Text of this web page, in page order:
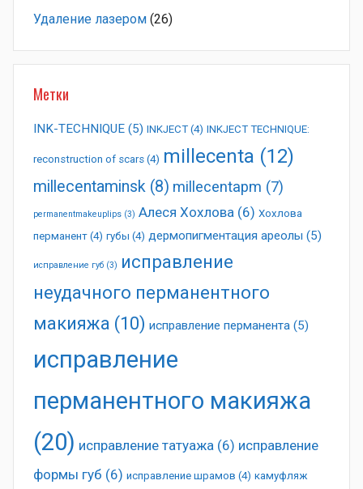
Удаление лазером (26)
Метки
INK-TECHNIQUE (5) INKJECT (4) INKJECT TECHNIQUE:
reconstruction of scars (4) millecenta (12)
millecentaminsk (8) millecentapm (7)
permanentmakeuplips (3) Алеся Хохлова (6) Хохлова
перманент (4) губы (4) дермопигментация ареолы (5)
исправление губ (3) исправление
неудачного перманентного
макияжа (10) исправление перманента (5)
исправление
перманентного макияжа
(20) исправление татуажа (6) исправление
формы губ (6) исправление шрамов (4) камуфляж